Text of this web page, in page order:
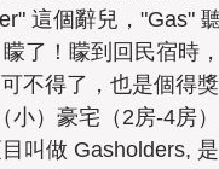
這個辭兒，"Gas"
了！矇到回民宿時
不得了，也是個得
小）豪宅（2房-4房
叫做 Gasholders,